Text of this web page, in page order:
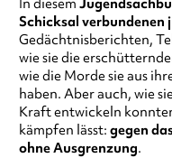
In diesem
Schicksal verbundenen
Gedächtnisberichten,
wie sie die
wie die Morde sie aus
haben. Aber auch, wie
Kraft entwickeln
kämpfen lässt: gegen
ohne Ausgrenzung.